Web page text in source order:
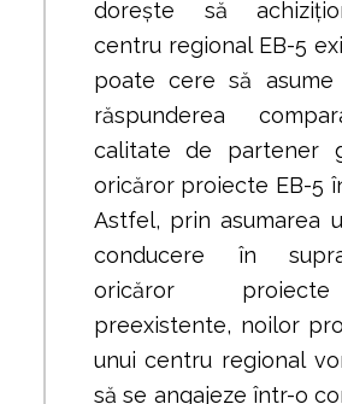
dorește să
centru regional EB-5
poate cere să asume
răspunderea
calitate de partener
oricăror proiecte EB-5
Astfel, prin asumarea
conducere în
oricăror
preexistente, noilor
unui centru regional
să se angajeze într-o